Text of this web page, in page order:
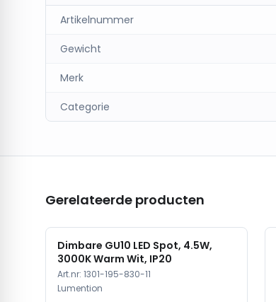
Artikelnummer
Gewicht
Merk
Categorie
Gerelateerde producten
Dimbare GU10 LED Spot, 4.5W,
3000K Warm Wit, IP20
Art.nr: 1301-195-830-11
Lumention